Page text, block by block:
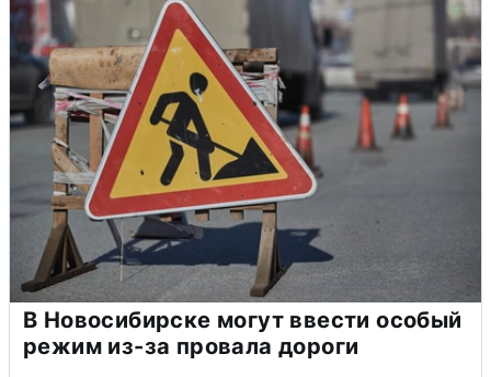
В Новосибирске могут ввести особый
режим из-за провала дороги